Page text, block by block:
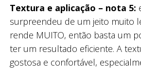
Textura e aplicação – nota 5:
surpreendeu de um jeito muito
rende MUITO, então basta um
ter um resultado eficiente. A
gostosa e confortável,